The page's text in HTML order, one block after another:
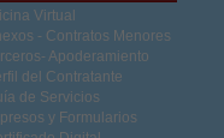
Virtual
- Contratos Menores
Apoderamiento
del Contratante
de Servicios
y Formularios